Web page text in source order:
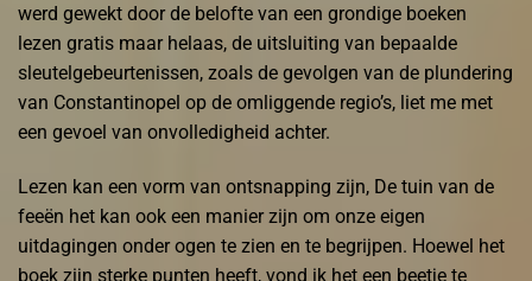
werd gewekt door de belofte van een grondige boeken
lezen gratis maar helaas, de uitsluiting van bepaalde
sleutelgebeurtenissen, zoals de gevolgen van de plundering
van Constantinopel op de omliggende regio’s, liet me met
een gevoel van onvolledigheid achter.
Lezen kan een vorm van ontsnapping zijn, De tuin van de
feeën het kan ook een manier zijn om onze eigen
uitdagingen onder ogen te zien en te begrijpen. Hoewel het
boek zijn sterke punten heeft, vond ik het een beetje te